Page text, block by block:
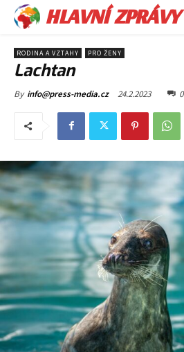
HLAVNÍ ZPRÁVY
RODINA A VZTAHY PRO ŽENY
Lachtan
By info@press-media.cz 24.2.2023 0